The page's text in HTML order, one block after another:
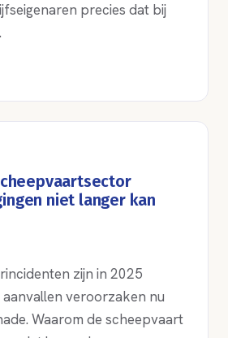
precies dat bij
niet langer kan
zijn in 2025
veroorzaken nu
Waarom de scheepvaart